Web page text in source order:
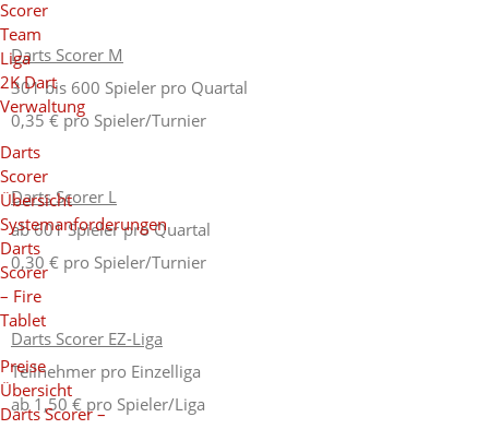
Scorer
Team
Liga
2K Dart
Verwaltung
Darts
Scorer
Übersicht
Systemanforderungen
Darts
Scorer
– Fire
Tablet
Preise
Übersicht
Darts Scorer –
Darts Scorer M
301 bis 600 Spieler pro Quartal
0,35 € pro Spieler/Turnier
Darts Scorer L
ab 601 Spieler pro Quartal
0,30 € pro Spieler/Turnier
Darts Scorer EZ-Liga
Teilnehmer pro Einzelliga
ab 1,50 € pro Spieler/Liga